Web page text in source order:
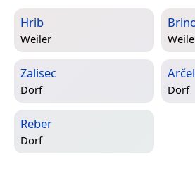
Hrib
Weiler
Zalisec
Dorf Dorf
Reber
Dorf